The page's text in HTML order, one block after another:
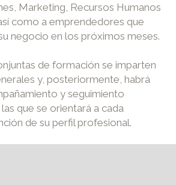
Marketing, Recursos Humanos
como a emprendedores que
negocio en los próximos meses.
de formación se imparten
y, posteriormente, habrá
y seguimiento
que se orientará a cada
de su perfil profesional.